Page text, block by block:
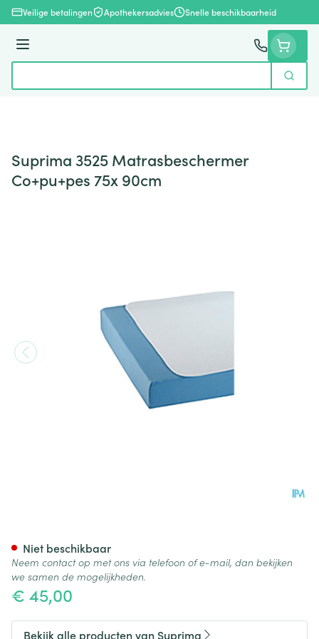
Ga naar de inhoud
Veilige betalingen Apothekersadvies Snelle beschikbaarheid
Menu
Zoek
Suprima 3525 Matrasbeschermer
Co+pu+pes 75x 90cm
€ 45,00
Niet beschikbaar
Neem contact op met ons via telefoon of e-mail, dan bekijken
we samen de mogelijkheden.
Bekijk alle producten van Suprima